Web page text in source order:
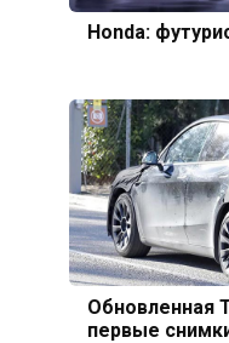
Honda:
Обновленная
первые